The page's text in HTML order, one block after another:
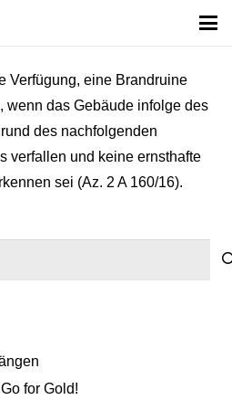
Verfügung, eine Brandruine
wenn das Gebäude infolge des
des nachfolgenden
verfallen und keine ernsthafte
sei (Az. 2 A 160/16).
for Gold!